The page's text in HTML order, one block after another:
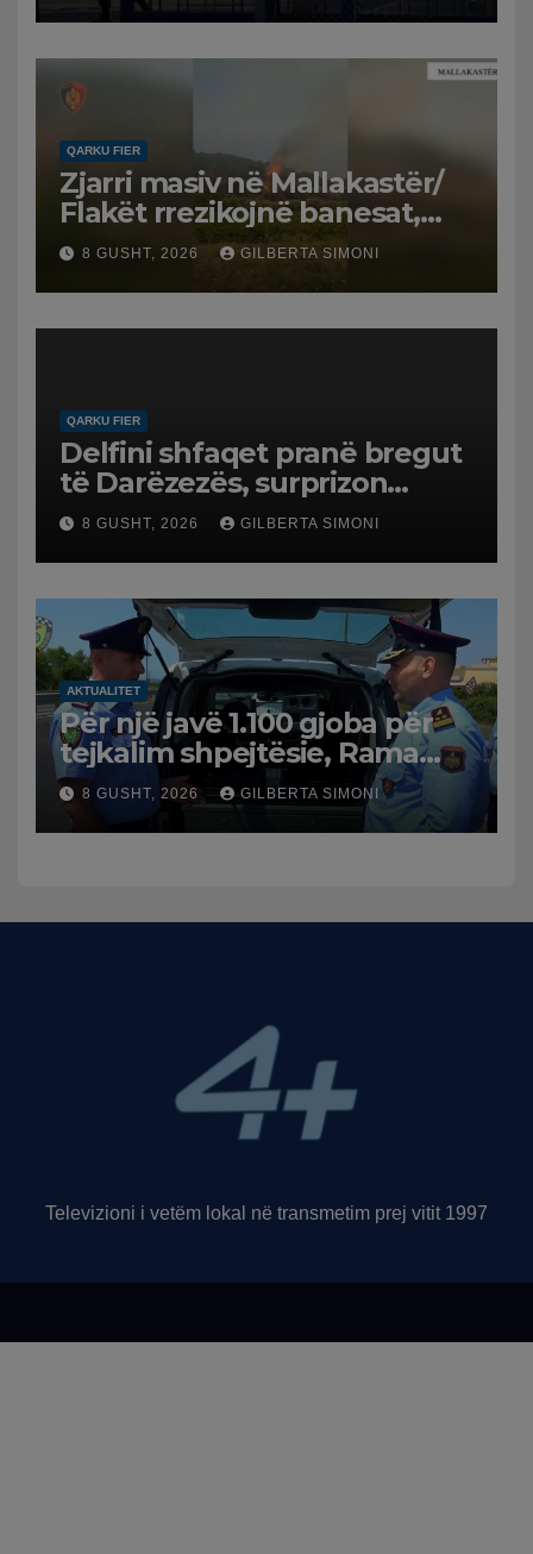
QARKU FIER
Zjarri masiv në Mallakastër/
Flakët rrezikojnë banesat,
Policia evakuon disa familje
në Koilac
8 GUSHT, 2026 GILBERTA SIMONI
QARKU FIER
Delfini shfaqet pranë bregut
të Darëzezës, surprizon
pushuesit dhe banorët
8 GUSHT, 2026 GILBERTA SIMONI
AKTUALITET
Për një javë 1.100 gjoba për
tejkalim shpejtësie, Rama
publikon videon: Kamerat e
trafikut së shpejti në
funksion
8 GUSHT, 2026 GILBERTA SIMONI
Televizioni i vetëm lokal në transmetim prej vitit 1997